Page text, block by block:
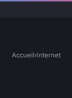
Accueil›Internet